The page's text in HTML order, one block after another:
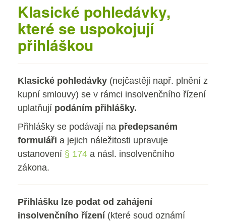
Klasické pohledávky,
které se uspokojují
přihláškou
Klasické pohledávky (nejčastěji např. plnění z
kupní smlouvy) se v rámci insolvenčního řízení
uplatňují podáním přihlášky.
Přihlášky se podávají na předepsaném
formuláři a jejich náležitosti upravuje
ustanovení § 174 a násl. insolvenčního
zákona.
Přihlášku lze podat od zahájení
insolvenčního řízení (které soud oznámí